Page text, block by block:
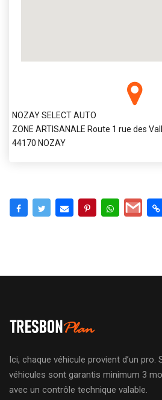
NOZAY SELECT AUTO
ZONE ARTISANALE Route 1 rue des
44170 NOZAY
Ici, chaque véhicule provient d’un
véhicules sont garantis minimum 3
avec un contrôle technique valable.